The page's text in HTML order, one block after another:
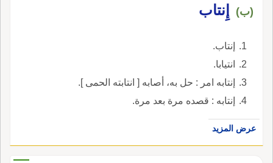
(ب) إِنتاب
إنتاب.
انتيابا.
إنتابه امر : حل به، أصابه [ انتابته الحمى ].
إنتابه : قصده مرة بعد مرة.
عرض المزيد